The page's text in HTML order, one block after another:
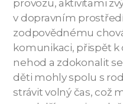
provozu, aktivitami
v dopravním
zodpovědnému
komunikaci, přispět
nehod a zdokonalit
děti mohly spolu s
strávit volný čas, což